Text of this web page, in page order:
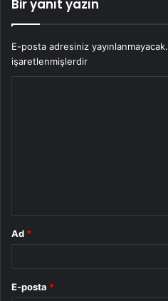
Bir yanıt yazın
E-posta adresiniz yayınlanmayacak.
işaretlenmişlerdir
Ad *
E-posta *